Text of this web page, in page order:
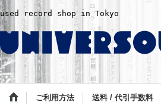
used record shop in Tokyo
ご利用方法 送料 / 代引手数料